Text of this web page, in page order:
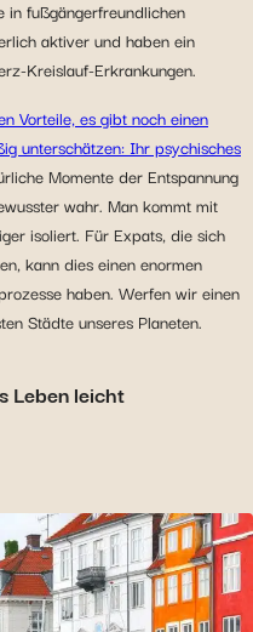
in fußgängerfreundlichen
aktiver und haben ein
Kreislauf-Erkrankungen.
Vorteile, es gibt noch einen
unterschätzen: Ihr psychisches
Momente der Entspannung
wahr. Man kommt mit
isoliert. Für Expats, die sich
kann dies einen enormen
haben. Werfen wir einen
Städte unseres Planeten.
Leben leicht